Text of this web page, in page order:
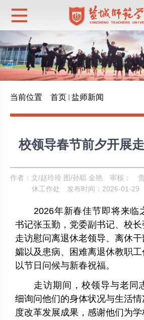
当前位置 首页 盐师新闻
校领导春节前夕开展
作者：文/赵玲玲 图/孙聪 金艳 审核：
休工作处
发布时间：2026-01-29
2026年新春佳节即将来临
书记张玉勤，党委副书记、校
走访慰问离退休老领导、离休
孀以及患病、困难离退休教职
以节日问候与新春祝福。
走访期间，校领导与老同
细询问他们的身体状况与生活
度改革发展成果，感谢他们为